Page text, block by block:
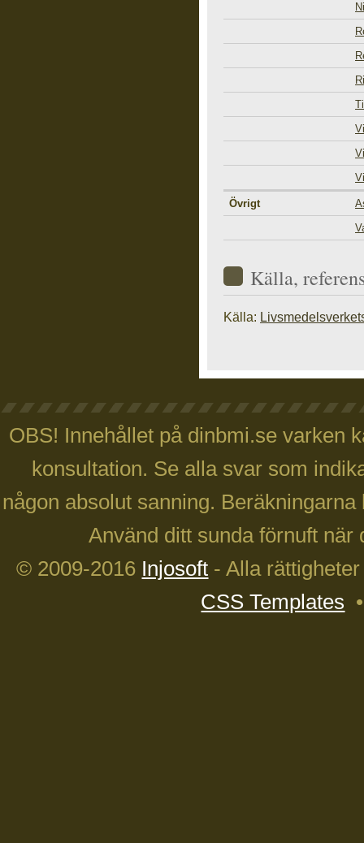
Övrigt
Källa,
Källa:
OBS! Innehållet på dinbmi.se varken
konsultation. Se alla svar som
någon absolut sanning.
Använd ditt sunda förnuft
© 2009-2016 Injosoft - Alla
CSS Templates